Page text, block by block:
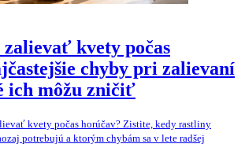
zalievať kvety počas
chyby pri zalievaní
ich môžu zničiť
kvety počas horúčav? Zistite, kedy rastliny
potrebujú a ktorým chybám sa v lete radšej